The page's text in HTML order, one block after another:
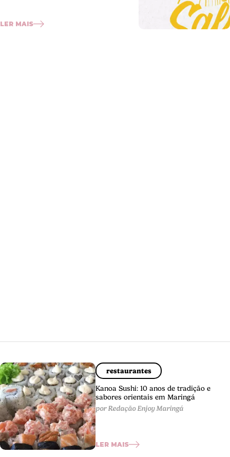
LER MAIS
restaurantes
Kanoa Sushi: 10 anos de tradição e
sabores orientais em Maringá
por Redação Enjoy Maringá
LER MAIS